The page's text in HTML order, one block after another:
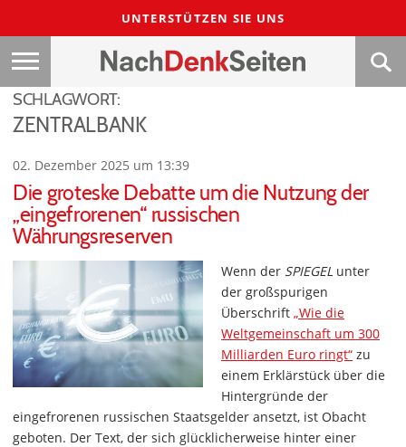
UNTERSTÜTZEN SIE UNS
SCHLAGWORT:
ZENTRALBANK
02. Dezember 2025 um 13:39
Die groteske Debatte um die Nutzung der
„eingefrorenen“ russischen
Währungsreserven
Wenn der SPIEGEL unter
der großspurigen
Überschrift „Wie die
Weltgemeinschaft um 300
Milliarden Euro ringt“ zu
einem Erklärstück über die
Hintergründe der
eingefrorenen russischen Staatsgelder ansetzt, ist Obacht
geboten. Der Text, der sich glücklicherweise hinter einer